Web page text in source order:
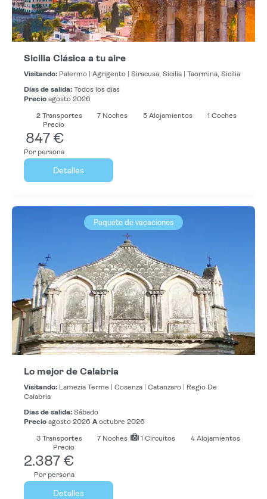
Sicilia Clásica a tu aire
Visitando: Palermo | Agrigento | Siracusa, Sicilia |
Taormina, Sicilia
Días de salida: Todos los dias
Precio agosto 2026
2 Transportes 7 Noches 5 Alojamientos
1 Coches
Precio
847 €
Por persona
Detalles
Paquete de vacaciones
Lo mejor de Calabria
Visitando: Lamezia Terme | Cosenza | Catanzaro |
Regio De
Calabria
Días de salida: Sábado
Precio agosto 2026 A octubre 2026
3 Transportes 7 Noches 1 Circuitos
4 Alojamientos
Precio
2.387 €
Por persona
Detalles